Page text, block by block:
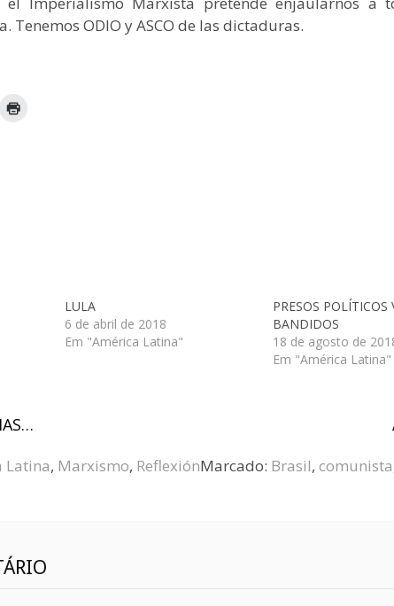
Tenemos ODIO y ASCO de las dictaduras.
LULA
6 de abril de 2018
Em "América Latina"
PRESOS POLÍTICOS
BANDIDOS
18 de agosto de
Em "América Latina"
Latina, Marxismo, ReflexiónMarcado: Brasil, comunista